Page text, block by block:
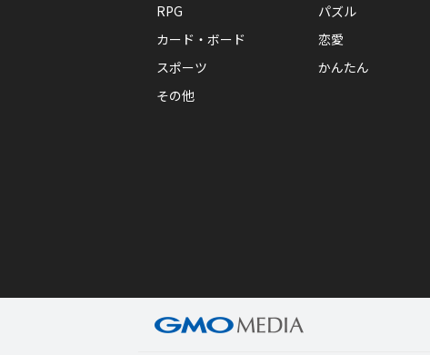
RPG
パズル
カード・ボード
恋愛
スポーツ
かんたん
その他